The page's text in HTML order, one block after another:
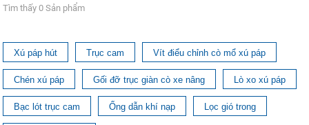
Tìm thấy 0 Sản phẩm
Xú páp hút Trục cam Vít điểu chỉnh cò mổ xú páp
Chén xú páp Gối đỡ trục giàn cò xe nâng Lò xo xú páp
Bạc lót trục cam Ống dẫn khí nạp Lọc gió trong